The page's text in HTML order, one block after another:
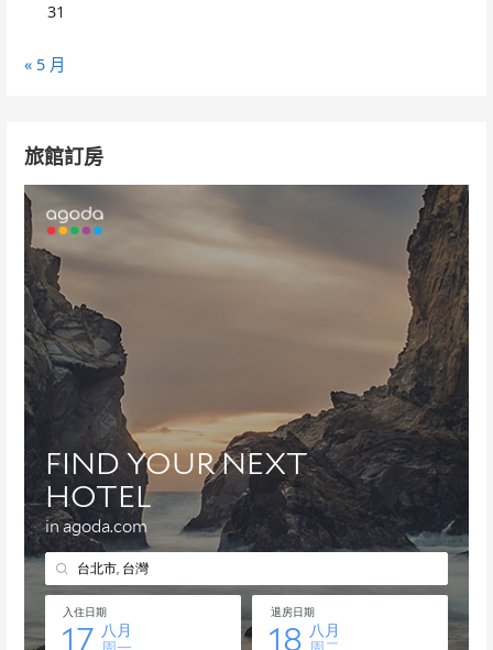
31
« 5 月
旅館訂房